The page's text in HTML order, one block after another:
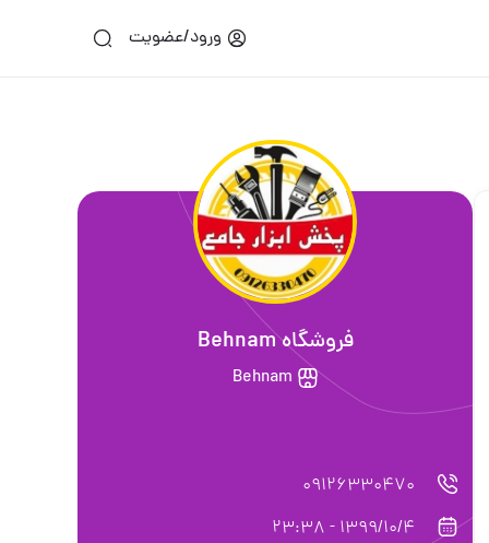
ورود/عضویت
فروشگاه Behnam
Behnam
09126330470
1399/10/4 - 23:38